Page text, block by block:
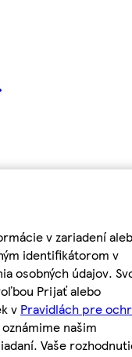
v zariadení
identifikátorom v
osobných údajov.
Prijať alebo
v Pravidlách pre
našim
Vaše